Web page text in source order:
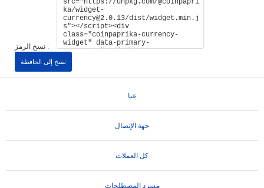
نسخ الرمز :
نسخ إلى الحافظة
عنا
جهة الإتصال
كل العملات
مسرد المصطلحات